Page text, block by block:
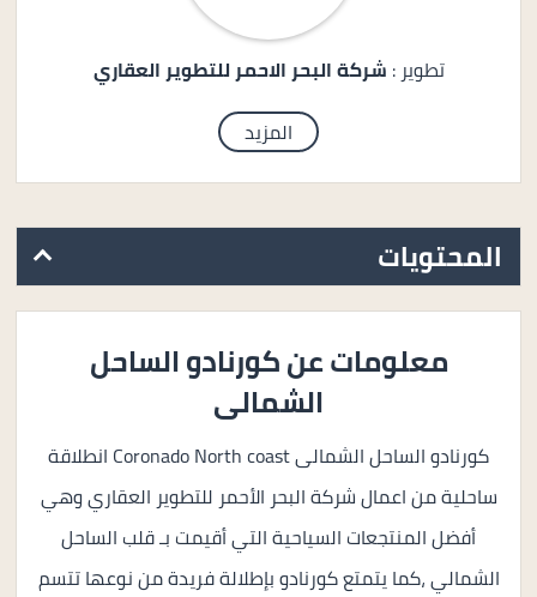
تطوير : شركة البحر الاحمر للتطوير العقاري
المزيد
المحتويات
معلومات عن كورنادو الساحل
الشمالى
كورنادو الساحل الشمالى Coronado North coast انطلاقة
ساحلية من اعمال شركة البحر الأحمر للتطوير العقاري وهي
أفضل المنتجعات السياحية التي أقيمت بـ قلب الساحل
الشمالي ،كما يتمتع كورنادو بإطلالة فريدة من نوعها تتسم